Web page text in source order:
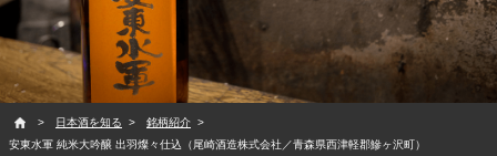
日本酒を知る
銘柄紹介
安東水軍 純米大吟醸 出羽燦々仕込（尾崎酒造株式会社／青森県西津軽郡鰺ヶ沢町）